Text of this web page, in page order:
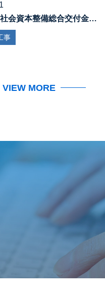
会資本整備総合交付金…
事
VIEW MORE